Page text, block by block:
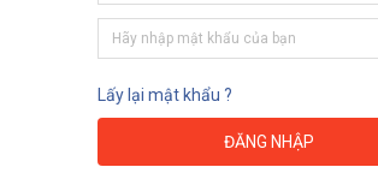
Lấy lại mật khẩu ?